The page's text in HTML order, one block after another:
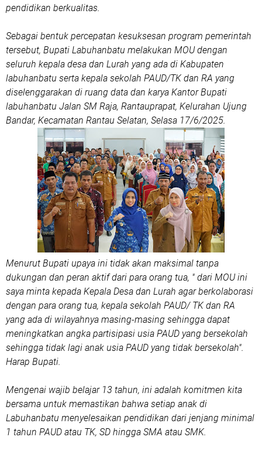
pendidikan berkualitas.
Sebagai bentuk percepatan kesuksesan program pemerintah
tersebut, Bupati Labuhanbatu melakukan MOU dengan
seluruh kepala desa dan Lurah yang ada di Kabupaten
labuhanbatu serta kepala sekolah PAUD/TK dan RA yang
diselenggarakan di ruang data dan karya Kantor Bupati
labuhanbatu Jalan SM Raja, Rantauprapat, Kelurahan Ujung
Bandar, Kecamatan Rantau Selatan, Selasa 17/6/2025.
Menurut Bupati upaya ini tidak akan maksimal tanpa
dukungan dan peran aktif dari para orang tua, " dari MOU ini
saya minta kepada Kepala Desa dan Lurah agar berkolaborasi
dengan para orang tua, kepala sekolah PAUD/ TK dan RA
yang ada di wilayahnya masing-masing sehingga dapat
meningkatkan angka partisipasi usia PAUD yang bersekolah
sehingga tidak lagi anak usia PAUD yang tidak bersekolah".
Harap Bupati.
Mengenai wajib belajar 13 tahun, ini adalah komitmen kita
bersama untuk memastikan bahwa setiap anak di
Labuhanbatu menyelesaikan pendidikan dari jenjang minimal
1 tahun PAUD atau TK, SD hingga SMA atau SMK.